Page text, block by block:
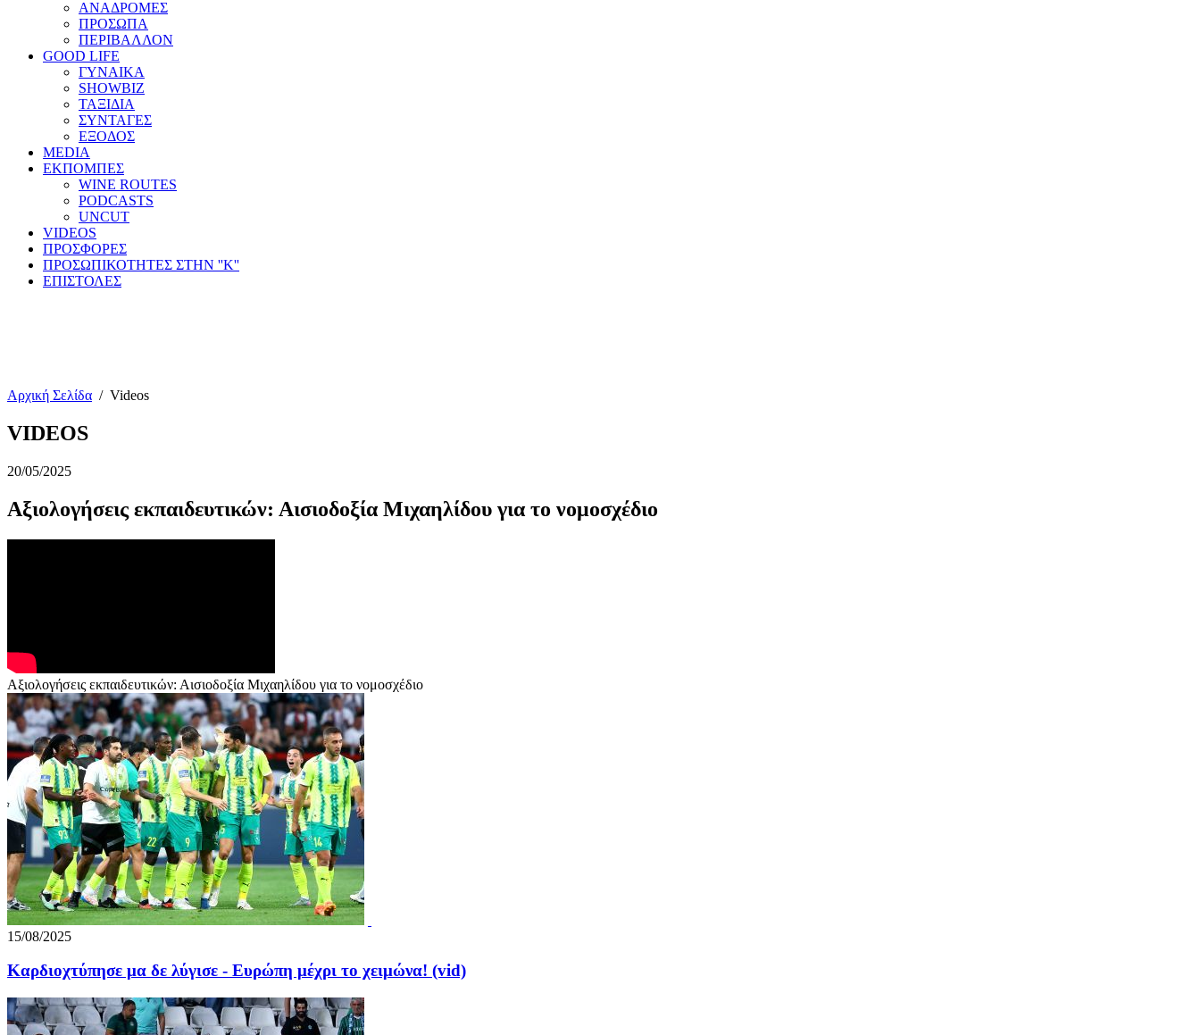
ΑΝΑΔΡΟΜΕΣ
ΠΡΟΣΩΠΑ
ΠΕΡΙΒΑΛΛΟΝ
GOOD LIFE
ΓΥΝΑΙΚΑ
SHOWBIZ
ΤΑΞΙΔΙΑ
ΣΥΝΤΑΓΕΣ
ΕΞΟΔΟΣ
MEDIA
ΕΚΠΟΜΠΕΣ
WINE ROUTES
PODCASTS
UNCUT
VIDEOS
ΠΡΟΣΦΟΡΕΣ
ΠΡΟΣΩΠΙΚΟΤΗΤΕΣ ΣΤΗΝ ''Κ''
ΕΠΙΣΤΟΛΕΣ
Αρχική Σελίδα / Videos
VIDEOS
20/05/2025
Αξιολογήσεις εκπαιδευτικών: Αισιοδοξία Μιχαηλίδου για το νομοσχέδιο
Αξιολογήσεις εκπαιδευτικών: Αισιοδοξία Μιχαηλίδου για το νομοσχέδιο
15/08/2025
Καρδιοχτύπησε μα δε λύγισε - Ευρώπη μέχρι το χειμώνα! (vid)